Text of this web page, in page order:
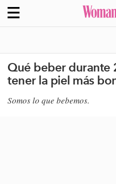
Qué beber durante
tener la piel más
Somos lo que bebemos.